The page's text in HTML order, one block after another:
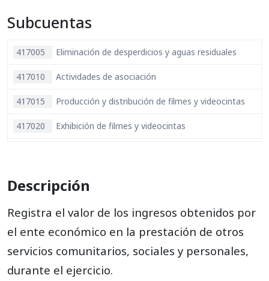
Subcuentas
417005 Eliminación de desperdicios y aguas residuales
417010 Actividades de asociación
417015 Producción y distribución de filmes y videocintas
417020 Exhibición de filmes y videocintas
417045 Agencias de noticias
417050 Lavanderías y similares
Descripción
Registra el valor de los ingresos obtenidos por
el ente económico en la prestación de otros
servicios comunitarios, sociales y personales,
durante el ejercicio.